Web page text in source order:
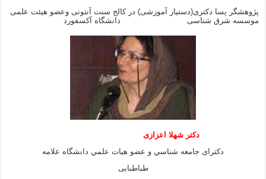
پژوهشگر پسا دکتری(دستیار آموزشی) در کالج سنت آنتونی وعضو هیئت علمی
موسسه شرق شناسی دانشگاه آکسفورد
دكتر شهلا اعزازى
دكتراى جامعه شناسي و عضو هيات علمي دانشگاه علامه
طباطبايى